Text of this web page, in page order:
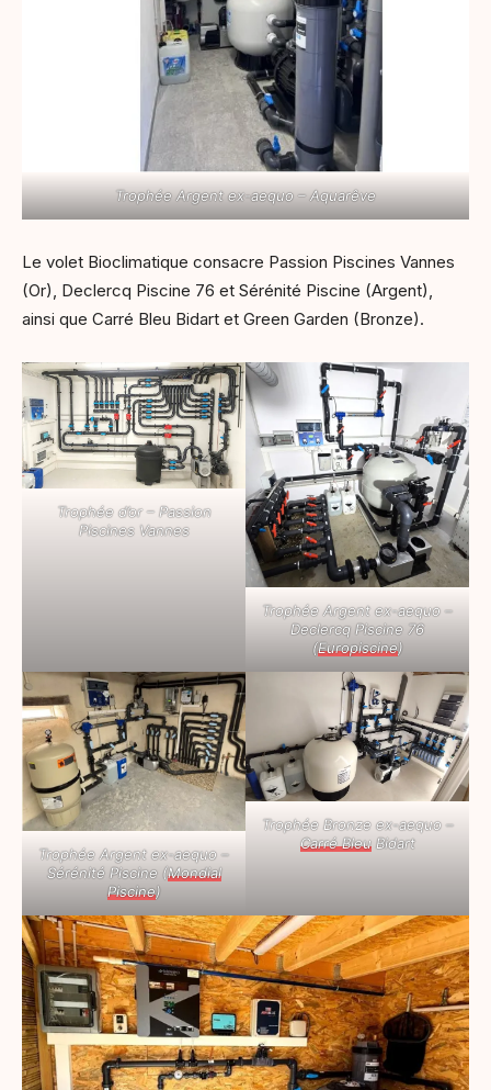
Trophée Argent ex-aequo – Aquarêve
Le volet Bioclimatique consacre Passion Piscines Vannes
(Or), Declercq Piscine 76 et Sérénité Piscine (Argent),
ainsi que Carré Bleu Bidart et Green Garden (Bronze).
Trophée d’or – Passion
Piscines Vannes
Trophée Argent ex-aequo –
Declercq Piscine 76
(Europiscine)
Trophée Argent ex-aequo –
Sérénité Piscine (Mondial
Piscine)
Trophée Bronze ex-aequo –
Carré BleuBidart